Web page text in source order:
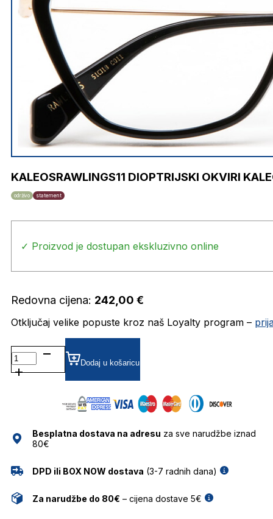
KALEOSRAWLINGS11 DIOPTRIJSKI OKVIRI
održivo statement
✓ Proizvod je dostupan ekskluzivno online
Redovna cijena: 242,00 €
Otključaj velike popuste kroz naš Loyalty program –
KALEOSRAWLINGS11 DIOPTRIJSKI
OKVIRI
KALEOS
Dodaj u košaricu
Besplatna dostava na adresu za sve narudžbe iznad
80€
DPD ili BOX NOW dostava (3-7 radnih dana)
Za narudžbe do 80€ – cijena dostave 5€